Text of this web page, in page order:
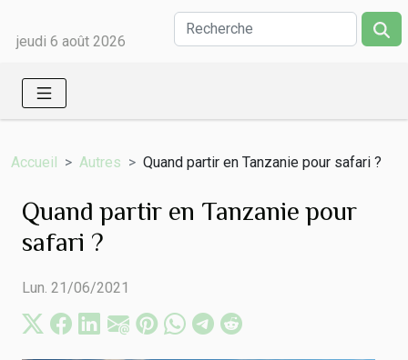
jeudi 6 août 2026
Accueil Autres Quand partir en Tanzanie pour safari ?
Quand partir en Tanzanie pour
safari ?
Lun. 21/06/2021